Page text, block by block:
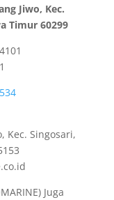
Jiwo, Kec.
Timur 60299
Kec. Singosari,
Juga